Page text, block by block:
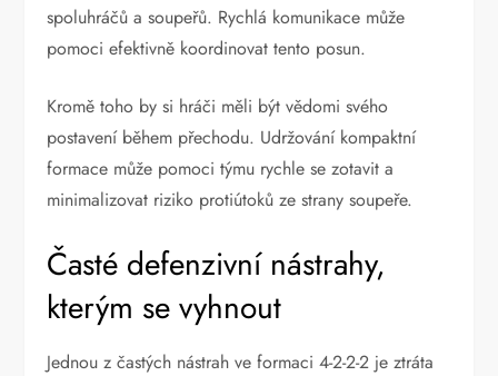
spoluhráčů a soupeřů. Rychlá komunikace může
pomoci efektivně koordinovat tento posun.
Kromě toho by si hráči měli být vědomi svého
postavení během přechodu. Udržování kompaktní
formace může pomoci týmu rychle se zotavit a
minimalizovat riziko protiútoků ze strany soupeře.
Časté defenzivní nástrahy,
kterým se vyhnout
Jednou z častých nástrah ve formaci 4-2-2-2 je ztráta